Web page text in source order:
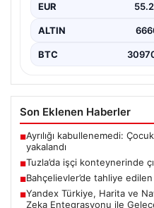
EUR
ALTIN
BTC
Son Eklenen Haberler
■Ayrılığı kabullenemedi:
yakalandı
■Tuzla’da işçi konteynerinde
■Bahçelievler’de tahliye
■Yandex Türkiye, Harita ve
Zeka Entegrasyonu ile